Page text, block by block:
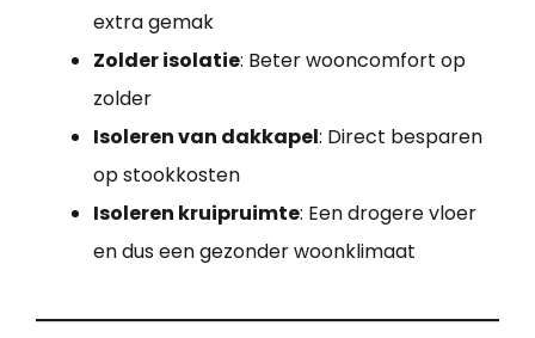
extra gemak
Zolder isolatie: Beter wooncomfort op
zolder
Isoleren van dakkapel: Direct besparen
op stookkosten
Isoleren kruipruimte: Een drogere vloer
en dus een gezonder woonklimaat